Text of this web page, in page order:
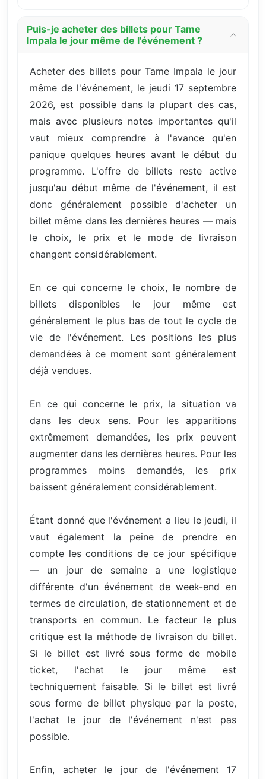
Puis-je acheter des billets pour Tame
Impala le jour même de l'événement ?
Acheter des billets pour Tame Impala le jour
même de l'événement, le jeudi 17 septembre
2026, est possible dans la plupart des cas,
mais avec plusieurs notes importantes qu'il
vaut mieux comprendre à l'avance qu'en
panique quelques heures avant le début du
programme. L'offre de billets reste active
jusqu'au début même de l'événement, il est
donc généralement possible d'acheter un
billet même dans les dernières heures — mais
le choix, le prix et le mode de livraison
changent considérablement.
En ce qui concerne le choix, le nombre de
billets disponibles le jour même est
généralement le plus bas de tout le cycle de
vie de l'événement. Les positions les plus
demandées à ce moment sont généralement
déjà vendues.
En ce qui concerne le prix, la situation va
dans les deux sens. Pour les apparitions
extrêmement demandées, les prix peuvent
augmenter dans les dernières heures. Pour les
programmes moins demandés, les prix
baissent généralement considérablement.
Étant donné que l'événement a lieu le jeudi, il
vaut également la peine de prendre en
compte les conditions de ce jour spécifique
— un jour de semaine a une logistique
différente d'un événement de week-end en
termes de circulation, de stationnement et de
transports en commun. Le facteur le plus
critique est la méthode de livraison du billet.
Si le billet est livré sous forme de mobile
ticket, l'achat le jour même est
techniquement faisable. Si le billet est livré
sous forme de billet physique par la poste,
l'achat le jour de l'événement n'est pas
possible.
Enfin, acheter le jour de l'événement 17